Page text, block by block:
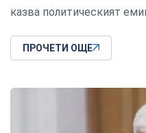
казва политическият
ПРОЧЕТИ ОЩЕ